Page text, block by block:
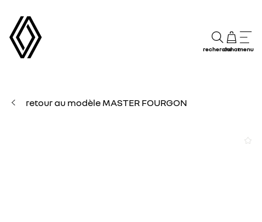
rechercheachatmenu
retour au modèle MASTER FOURGON